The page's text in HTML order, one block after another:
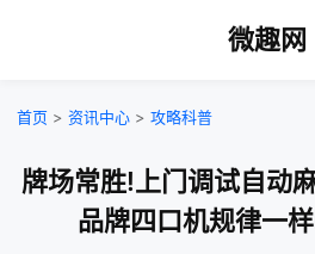
微趣网
首页 > 资讯中心 > 攻略科普
牌场常胜!上门调试自动
品牌四口机规律一